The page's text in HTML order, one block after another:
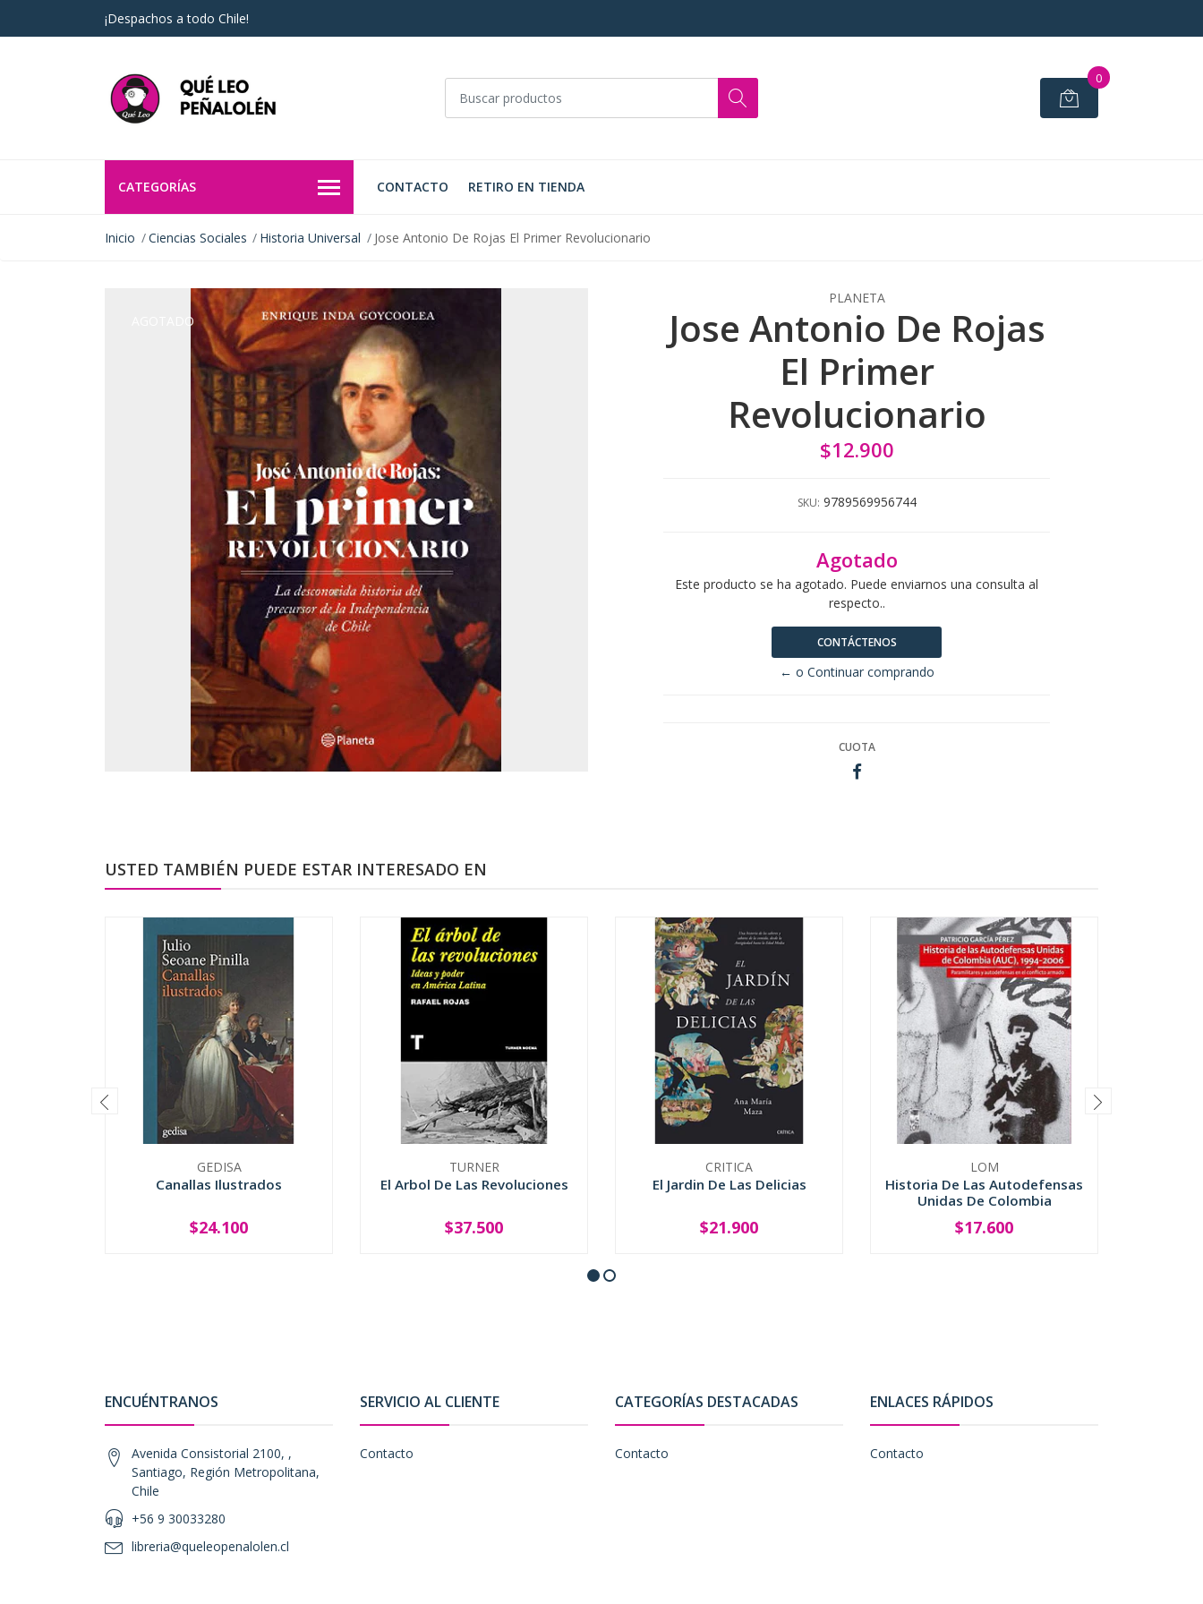
¡Despachos a todo Chile!
0
CATEGORÍAS CONTACTO RETIRO EN TIENDA
Inicio Ciencias Sociales Historia Universal Jose Antonio De Rojas El Primer Revolucionario
AGOTADO
PLANETA
Jose Antonio De Rojas
El Primer
Revolucionario
$12.900
SKU: 9789569956744
Agotado
Este producto se ha agotado. Puede enviarnos una consulta al
respecto..
CONTÁCTENOS
← o Continuar comprando
CUOTA
USTED TAMBIÉN PUEDE ESTAR INTERESADO EN
GEDISA
Canallas Ilustrados
+
$24.100
TURNER
El Arbol De Las Revoluciones
+
$37.500
CRITICA
El Jardin De Las Delicias
+
$21.900
LOM
Historia De Las Autodefensas
Unidas De Colombia
+
$17.600
ENCUÉNTRANOS
Avenida Consistorial 2100, ,
Santiago, Región Metropolitana,
Chile
+56 9 30033280
libreria@queleopenalolen.cl
SERVICIO AL CLIENTE
Contacto
CATEGORÍAS DESTACADAS
Contacto
ENLACES RÁPIDOS
Contacto